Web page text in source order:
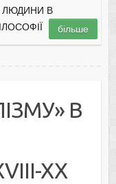
ЛЮДИНИ В
більше
В
XX